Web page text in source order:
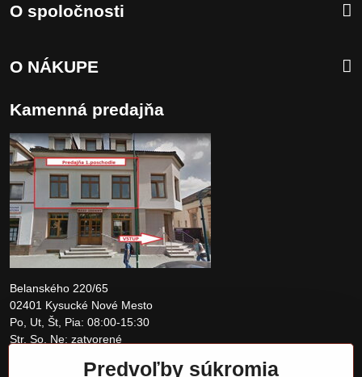
O spoločnosti
O NÁKUPE
Kamenná predajňa
Belanského 220/65
02401 Kysucké Nové Mesto
Po, Ut, Št, Pia: 08:00-15:30
Str, So, Ne: zatvorené
Predvoľby súkromia